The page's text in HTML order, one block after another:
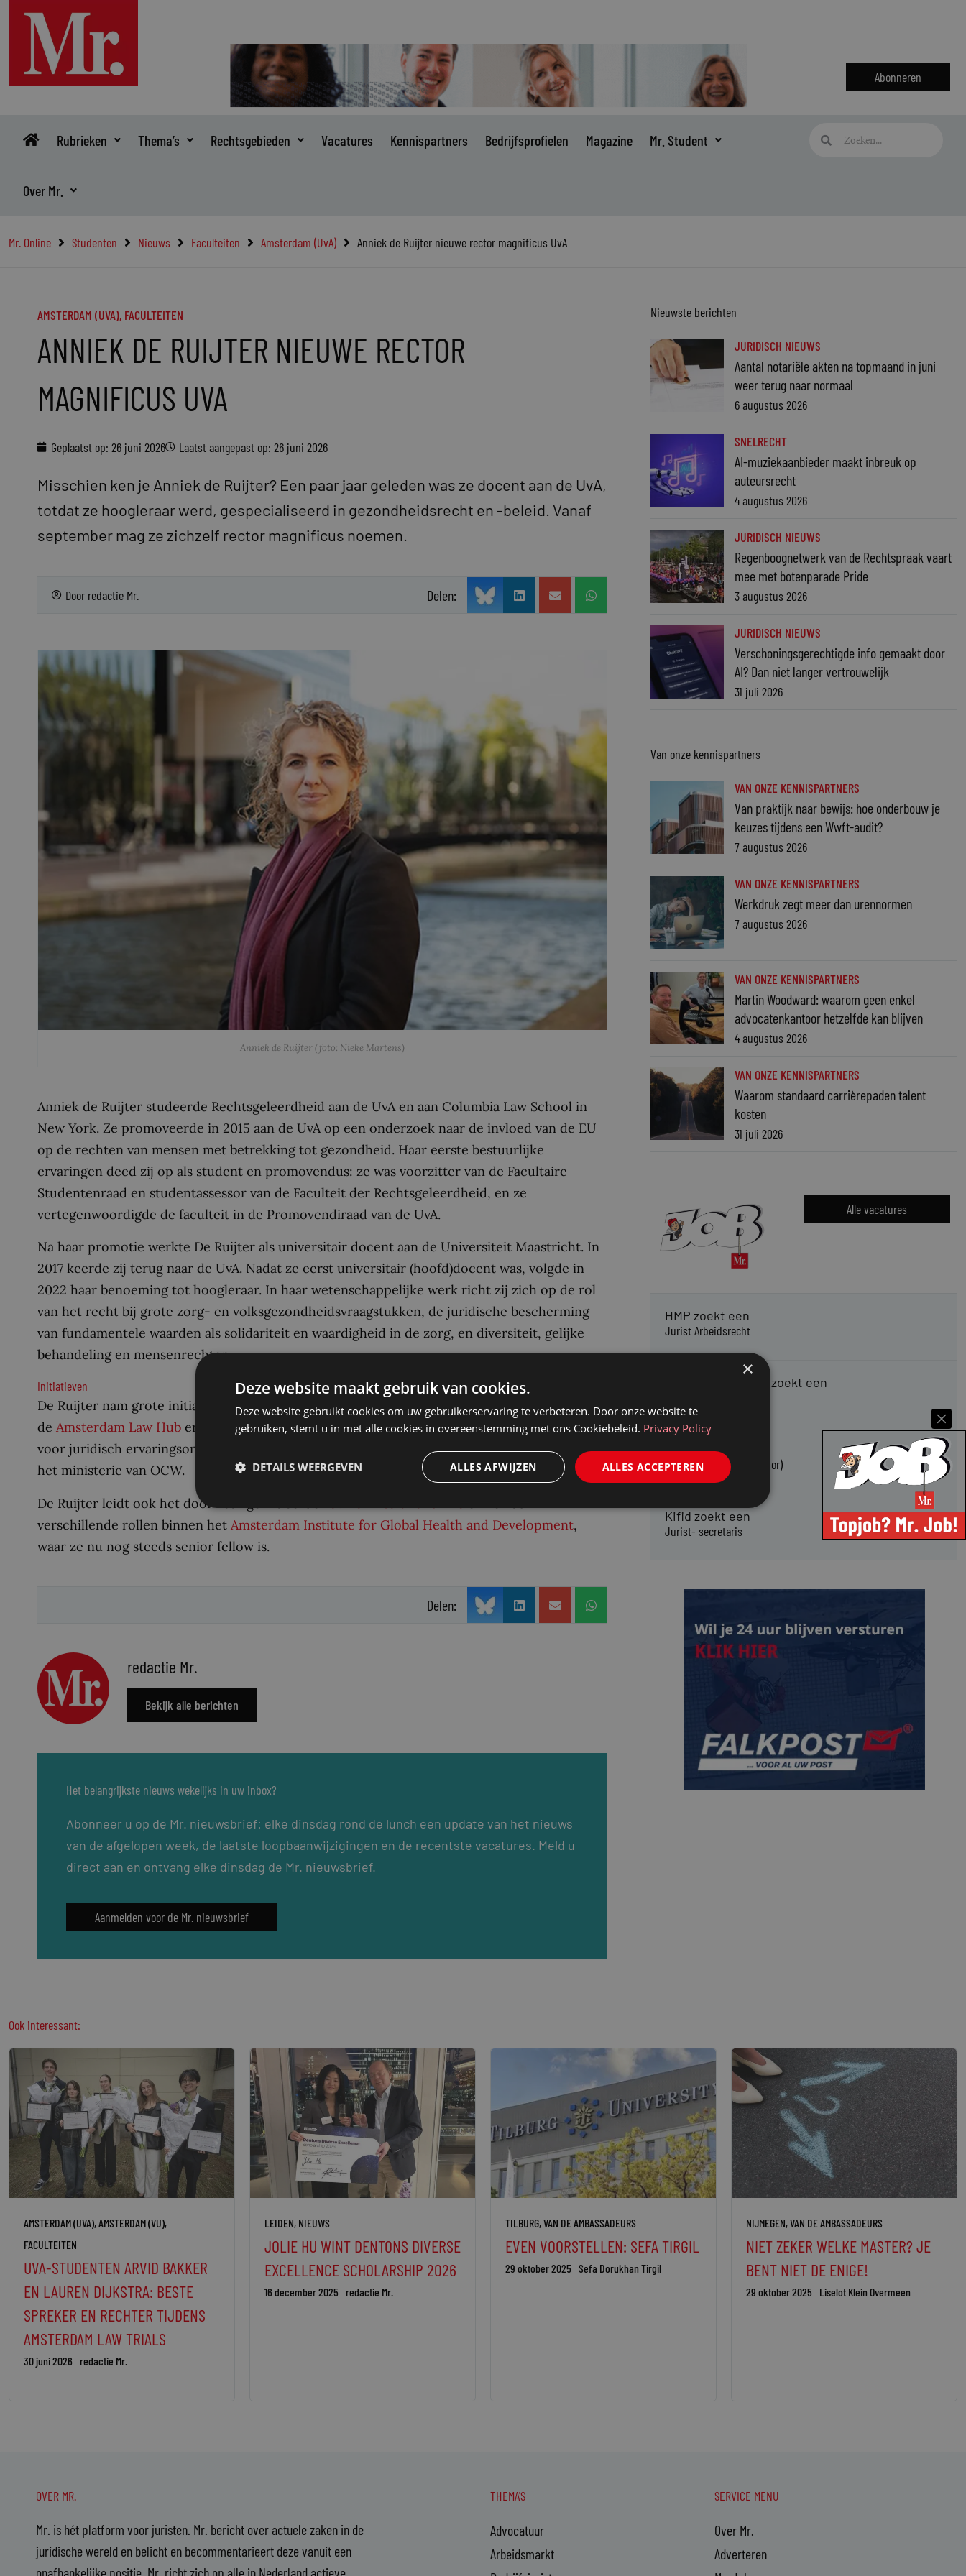
inhoud
Abonneren
Rubrieken Thema’s Rechtsgebieden Vacatures Kennispartners Bedrijfsprofielen Magazine Mr. Student
Over Mr.
Zoeken
Mr. Online Studenten Nieuws Faculteiten Amsterdam (UvA) Anniek de Ruijter nieuwe rector magnificus UvA
AMSTERDAM (UVA), FACULTEITEN
ANNIEK DE RUIJTER NIEUWE RECTOR
MAGNIFICUS UVA
Geplaatst op: 26 juni 2026 Laatst aangepast op: 26 juni 2026
Misschien ken je Anniek de Ruijter? Een paar jaar geleden was ze docent aan de UvA,
totdat ze hoogleraar werd, gespecialiseerd in gezondheidsrecht en -beleid. Vanaf
september mag ze zichzelf rector magnificus noemen.
Door redactie Mr. Delen:
Anniek de Ruijter (foto: Nieke Martens)
Anniek de Ruijter studeerde Rechtsgeleerdheid aan de UvA en aan Columbia Law School in
New York. Ze promoveerde in 2015 aan de UvA op een onderzoek naar de invloed van de EU
op de rechten van mensen met betrekking tot gezondheid. Haar eerste bestuurlijke
ervaringen deed zij op als student en promovendus: ze was voorzitter van de Facultaire
Studentenraad en studentassessor van de Faculteit der Rechtsgeleerdheid, en ze
vertegenwoordigde de faculteit in de Promovendiraad van de UvA.
Na haar promotie werkte De Ruijter als universitair docent aan de Universiteit Maastricht. In
2017 keerde zij terug naar de UvA. Nadat ze eerst universitair (hoofd)docent was, volgde in
2022 haar benoeming tot hoogleraar. In haar wetenschappelijke werk richt zij zich op de rol
van het recht bij grote zorg- en volksgezondheidsvraagstukken, de juridische bescherming
van fundamentele waarden als solidariteit en waardigheid in de zorg, en diversiteit, gelijke
behandeling en mensenrechten.
Initiatieven
De Ruijter nam grote initiatieven binnen de rechtenfaculteit. Ze was oprichter van
de Amsterdam Law Hub en ze startte en leidde de Amsterdam Law Practice. Dit programma
voor juridisch ervaringsonderwijs won in 2022 de Nederlandse Hogeronderwijspremie van
het ministerie van OCW.
De Ruijter leidt ook het door haar geïnitieerde
verschillende rollen binnen het Amsterdam Institute for Global Health and Development,
waar ze nu nog steeds senior fellow is.
Delen:
redactie Mr.
Bekijk alle berichten
Het belangrijkste nieuws wekelijks in uw inbox?
Abonneer u op de Mr. nieuwsbrief: elke dinsdag rond de lunch een update van het nieuws
van de afgelopen week, de laatste loopbaanwijzigingen en de recentste vacatures. Meld u
direct aan en ontvang elke dinsdag de Mr. nieuwsbrief.
Aanmelden voor de Mr. nieuwsbrief
Nieuwste berichten
JURIDISCH NIEUWS
Aantal notariële akten na topmaand in juni
weer terug naar normaal
6 augustus 2026
SNELRECHT
AI-muziekaanbieder maakt inbreuk op
auteursrecht
4 augustus 2026
JURIDISCH NIEUWS
Regenboognetwerk van de Rechtspraak vaart
mee met botenparade Pride
3 augustus 2026
JURIDISCH NIEUWS
Verschoningsgerechtigde info gemaakt door
AI? Dan niet langer vertrouwelijk
31 juli 2026
Van onze kennispartners
VAN ONZE KENNISPARTNERS
Van praktijk naar bewijs: hoe onderbouw je
keuzes tijdens een Wwft-audit?
7 augustus 2026
VAN ONZE KENNISPARTNERS
Werkdruk zegt meer dan urennormen
7 augustus 2026
VAN ONZE KENNISPARTNERS
Martin Woodward: waarom geen enkel
advocatenkantoor hetzelfde kan blijven
4 augustus 2026
VAN ONZE KENNISPARTNERS
Waarom standaard carrièrepaden talent
kosten
31 juli 2026
Alle vacatures
HMP zoekt een
Jurist Arbeidsrecht
Gemeente Meppel zoekt een
CAOP zoekt een
Juridisch adviseur (junior)
Kifid zoekt een
Jurist- secretaris
Ook interessant:
AMSTERDAM (UVA),AMSTERDAM (VU),
FACULTEITEN
UVA-STUDENTEN ARVID BAKKER
EN LAUREN DIJKSTRA: BESTE
SPREKER EN RECHTER TIJDENS
AMSTERDAM LAW TRIALS
30 juni 2026 redactie Mr.
LEIDEN, NIEUWS
JOLIE HU WINT DENTONS DIVERSE
EXCELLENCE SCHOLARSHIP 2026
16 december 2025 redactie Mr.
TILBURG,VAN DE AMBASSADEURS
EVEN VOORSTELLEN: SEFA TIRGIL
29 oktober 2025 Sefa Dorukhan Tirgil
NIJMEGEN,VAN DE AMBASSADEURS
NIET ZEKER WELKE MASTER? JE
BENT NIET DE ENIGE!
29 oktober 2025 Liselot Klein Overmeen
OVER MR.
Mr. is hét platform voor juristen. Mr. bericht over actuele zaken in de
juridische wereld en belicht en becommentarieert deze vanuit een
THEMA'S
Advocatuur
Arbeidsmarkt
SERVICE MENU
Over Mr.
Adverteren
×
Deze website maakt gebruik van cookies.
Deze website gebruikt cookies om uw gebruikerservaring te verbeteren. Door onze website te
gebruiken, stemt u in met alle cookies in overeenstemming met ons Cookiebeleid. Privacy Policy
ALLES ACCEPTEREN
ALLES AFWIJZEN
DETAILS WEERGEVEN